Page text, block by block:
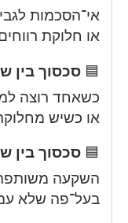
אי־הסכמות
או חלוקת
🟦 סכסוך בין
כשאחד רוצה
או כשיש
🟦 סכסוך בין
השקעה
בעל־פה שלא